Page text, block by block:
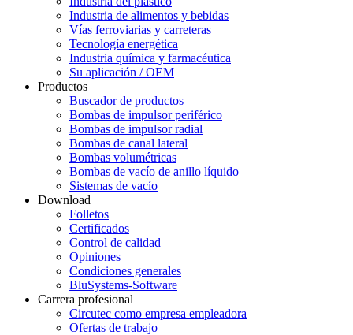
Industria de alimentos y bebidas
Vías ferroviarias y carreteras
Tecnología energética
Industria química y farmacéutica
Su aplicación / OEM
Productos
Buscador de productos
Bombas de impulsor periférico
Bombas de impulsor radial
Bombas de canal lateral
Bombas volumétricas
Bombas de vacío de anillo líquido
Sistemas de vacío
Download
Folletos
Certificados
Control de calidad
Opiniones
Condiciones generales
BluSystems-Software
Carrera profesional
Circutec como empresa empleadora
Ofertas de trabajo